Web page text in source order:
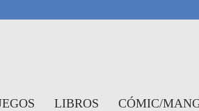
LIBROS CÓMIC/